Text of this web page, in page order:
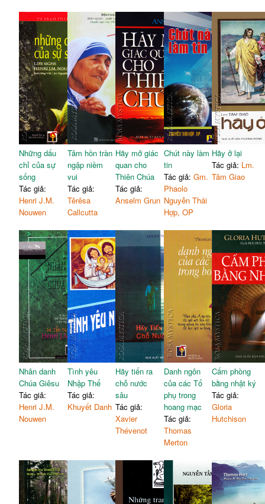
Những dấu
chỉ của sự
sống
Tác giả:
Henri J.M.
Nouwen
Tâm hồn tràn
ngập niềm
vui
Tác giả:
Têrêsa
Callcutta
Hãy mở giác
quan cho
Thiên Chúa
Tác giả:
Anselm Grun
Chút này làm
tin
Tác giả: Gm.
Phaolo
Nguyễn Thái
Hợp, OP
Hãy ở lại
Tác giả: Lm.
Tâm Giao
Nhân danh
Chúa Giêsu
Tác giả:
Henri J.M.
Nouwen
Tình yêu
Nhập Thể
Tác giả:
Khuyết Danh
Hãy tiến ra
chỗ nước
sâu
Tác giả:
Xavier
Thévenot
Danh ngôn
của các Tổ
phụ trong
hoang mạc
Tác giả:
Thomas
Merton
Cấm phòng
bằng nhật ký
Tác giả:
Gloria
Hutchison